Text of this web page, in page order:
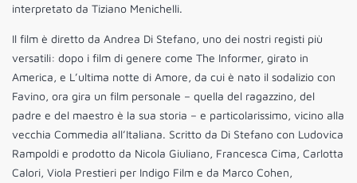
interpretato da Tiziano Menichelli.
Il film è diretto da Andrea Di Stefano, uno dei nostri registi più
versatili: dopo i film di genere come The Informer, girato in
America, e L’ultima notte di Amore, da cui è nato il sodalizio con
Favino, ora gira un film personale – quella del ragazzino, del
padre e del maestro è la sua storia – e particolarissimo, vicino alla
vecchia Commedia all’Italiana. Scritto da Di Stefano con Ludovica
Rampoldi e prodotto da Nicola Giuliano, Francesca Cima, Carlotta
Calori, Viola Prestieri per Indigo Film e da Marco Cohen,